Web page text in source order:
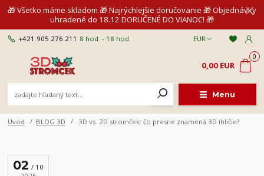
🎁 Všetko máme skladom 🎁 Najrýchlejšie doručovanie 🎁 Objednávky
uhradené do 18.12 DORUČENÉ DO VIANOC! 🎁
Menu
EUR
+421 905 276 211 8 hod. - 18 hod.
0
0,00 EUR
Úvod BLOG 3D 3D vs. 2D stromček: čo presne znamená 3D ihličie?
02
10